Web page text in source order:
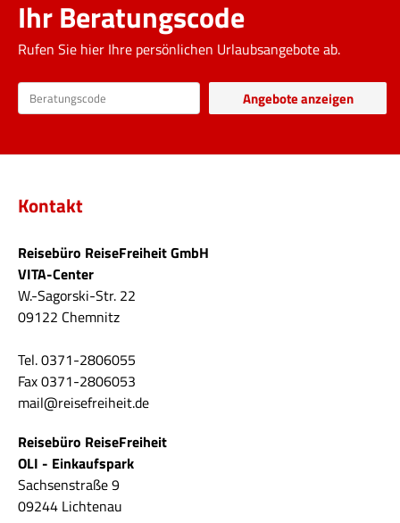
Ihr Beratungscode
Rufen Sie hier Ihre persönlichen Urlaubsangebote ab.
Kontakt
Reisebüro ReiseFreiheit GmbH
VITA-Center
W.-Sagorski-Str. 22
09122 Chemnitz
Tel. 0371-2806055
Fax 0371-2806053
mail@reisefreiheit.de
Reisebüro ReiseFreiheit
OLI - Einkaufspark
Sachsenstraße 9
09244 Lichtenau